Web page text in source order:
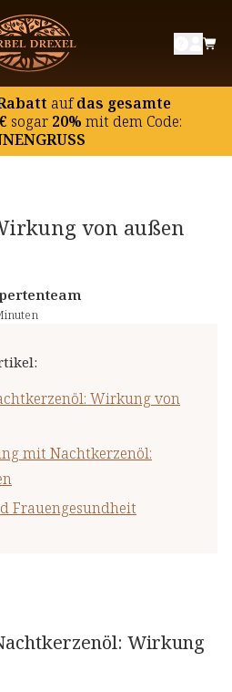
aufdas gesamte
sogar20% mit dem Code:
von außen
:
Wirkung von
mit Nachtkerzenöl:
Frauengesundheit
Wirkung von
Nachtkerzenöl: Wirkung
Wirkung